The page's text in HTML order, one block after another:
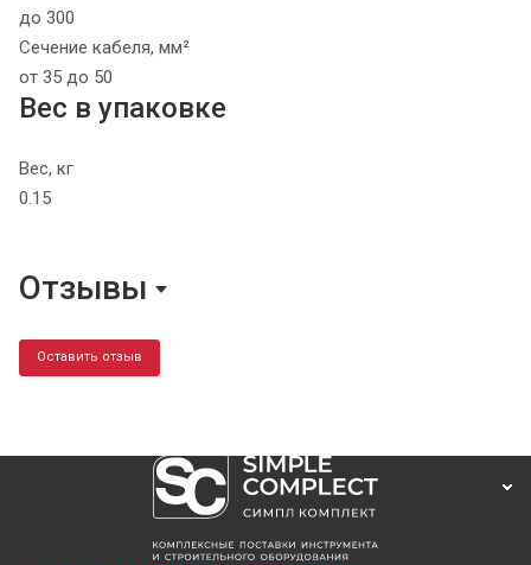
до 300
Сечение кабеля, мм²
от 35 до 50
Вес в упаковке
Вес, кг
0.15
Отзывы
Оставить отзыв